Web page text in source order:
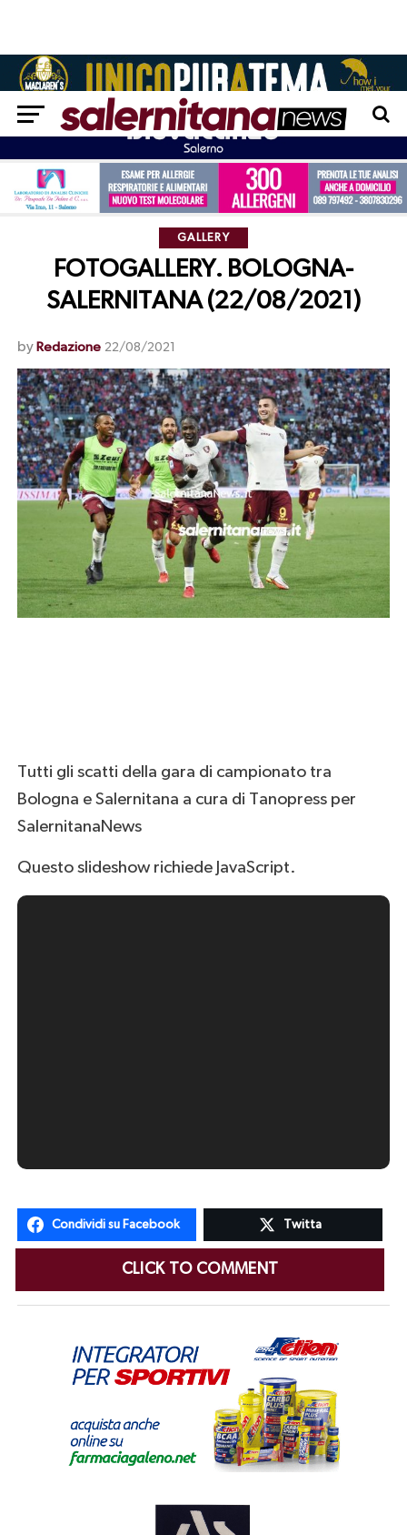
GALLERY
FOTOGALLERY. BOLOGNA-
SALERNITANA (22/08/2021)
by Redazione 22/08/2021
Tutti gli scatti della gara di campionato tra
Bologna e Salernitana a cura di Tanopress per
SalernitanaNews
Questo slideshow richiede JavaScript.
Condividi su Facebook Twitta
CLICK TO COMMENT